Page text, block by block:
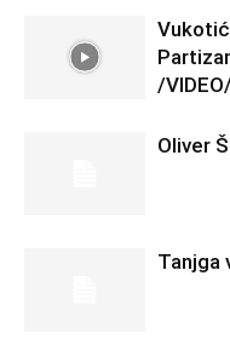
/
Oliver
Tanjga